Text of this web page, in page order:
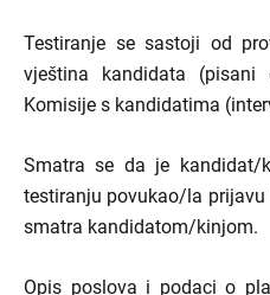
Testiranje se sastoji od
vještina kandidata
Komisije s kandidatima
Smatra se da je
testiranju povukao/la
smatra kandidatom/kinjom.
Opis poslova i podaci o